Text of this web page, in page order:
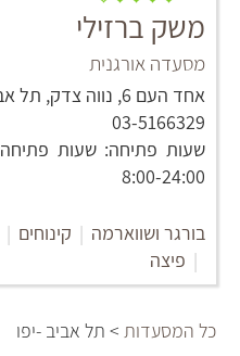
משק ברזילי
מסעדה אורגנית
אחד העם 6, נווה צדק, תל אביב -יפו
03-5166329
8:00-24:00
בורגר ושווארמה | קינוחים |
| פיצה
כל המסעדות > תל אביב -יפו